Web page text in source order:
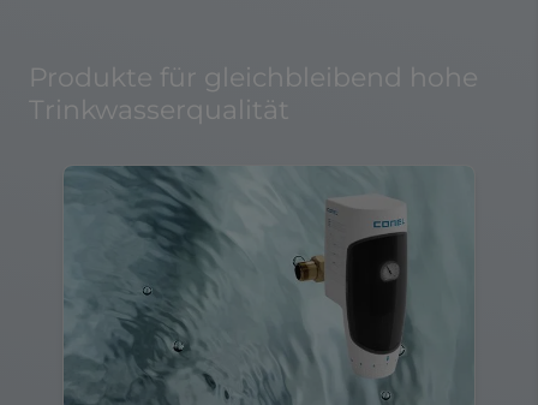
Produkte für gleichbleibend hohe
Trinkwasserqualität